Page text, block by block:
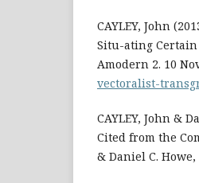
CAYLEY, John
Situ-ating
Amodern 2. 10
vectoralist-
CAYLEY, John &
Cited from the
& Daniel C.